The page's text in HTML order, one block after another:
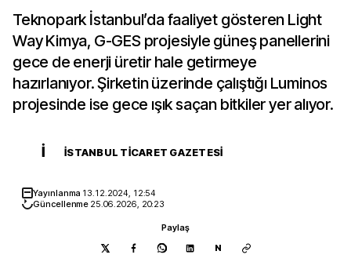
Teknopark İstanbul’da faaliyet gösteren Light
Way Kimya, G-GES projesiyle güneş panellerini
gece de enerji üretir hale getirmeye
hazırlanıyor. Şirketin üzerinde çalıştığı Luminos
projesinde ise gece ışık saçan bitkiler yer alıyor.
İ İSTANBUL TICARET GAZETESI
Yayınlanma 13.12.2024, 12:54
Güncellenme 25.06.2026, 20:23
Paylaş
N